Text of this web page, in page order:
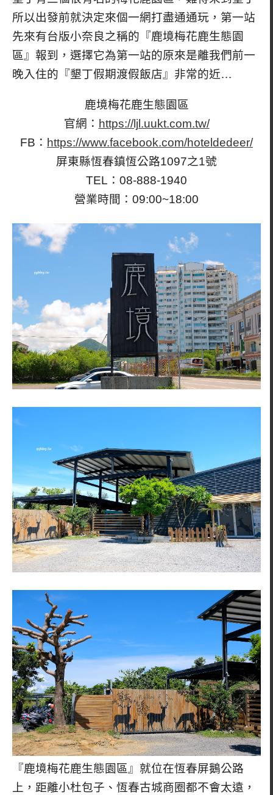
所以出發前就決定來個一網打盡通通玩，第一站
先來有台版小奈良之稱的『鹿境梅花鹿生態園
區』報到，選擇它為第一站的原來是離我們前一
晚入住的『墾丁假期渡假飯店』非常的近…
鹿境梅花鹿生態園區
官網： https://ljl.uukt.com.tw/
FB： https://www.facebook.com/hoteldedeer/
屏東縣恆春鎮恆公路1097之1號
TEL：08-888-1940
營業時間：09:00~18:00
『鹿境梅花鹿生態園區』就位在恆春屏鵝公路
上，距離小杜包子、恆春古城商圈都不會太遠，